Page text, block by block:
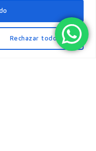
Rechazar todo